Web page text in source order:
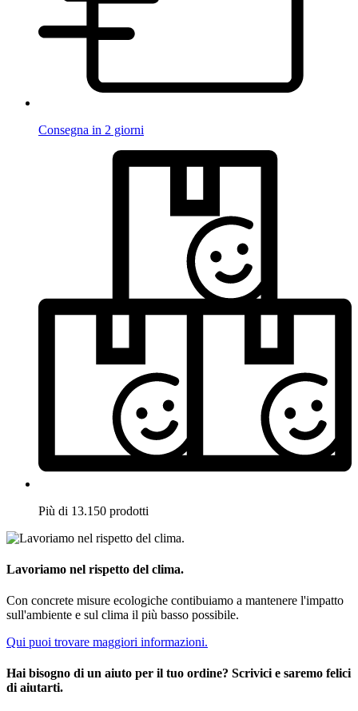
Consegna in 2 giorni
Più di 13.150 prodotti
Lavoriamo nel rispetto del clima.
Con concrete misure ecologiche contibuiamo a mantenere l'impatto
sull'ambiente e sul clima il più basso possibile.
Qui puoi trovare maggiori informazioni.
Hai bisogno di un aiuto per il tuo ordine? Scrivici e saremo felici
di aiutarti.